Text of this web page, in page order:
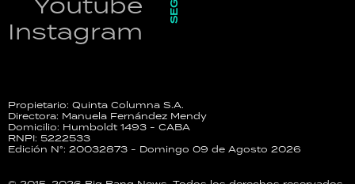
Instagram
Propietario: Quinta Columna S.A.
Directora: Manuela Fernández Mendy
Domicilio: Humboldt 1493 - CABA
RNPI: 5222533
Edición N°: 20032873 - Domingo 09 de Agosto 2026